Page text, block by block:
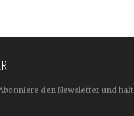
den Newsletter und